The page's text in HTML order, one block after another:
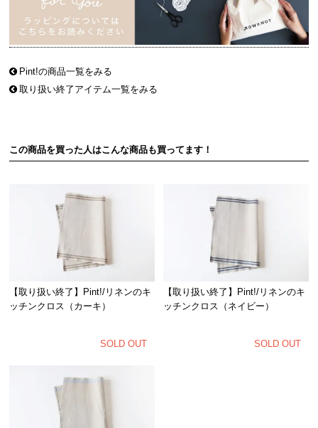
Pint!の商品一覧をみる
取り扱い終了アイテム一覧をみる
この商品を買った人はこんな商品も買ってます！
【取り扱い終了】Pint!/リネンのキ
ッチンクロス（カーキ）
SOLD OUT
【取り扱い終了】Pint!/リネンのキ
ッチンクロス（ネイビー）
SOLD OUT